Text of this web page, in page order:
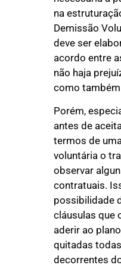
na
Demissão
deve ser
acordo entre
não haja
como
Porém,
antes de
termos de
voluntária o
observar
contratuais.
possibilidade
cláusulas que
aderir ao
quitadas
decorrentes